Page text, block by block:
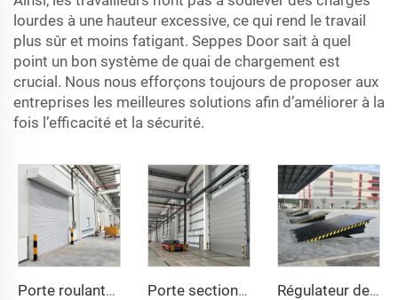
lourdes à une hauteur excessive, ce qui rend le travail
plus sûr et moins fatigant. Seppes Door sait à quel
point un bon système de quai de chargement est
crucial. Nous nous efforçons toujours de proposer aux
entreprises les meilleures solutions afin d’améliorer à la
fois l’efficacité et la sécurité.
Porte roulante en aluminium Porte sectionnelle industrielle Régulateur de quai